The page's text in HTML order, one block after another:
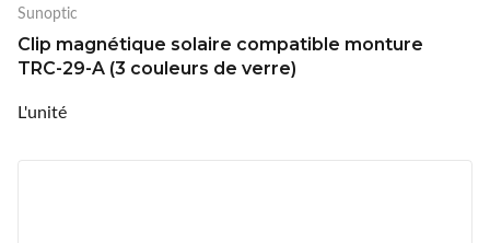
Sunoptic
Clip magnétique solaire compatible monture
TRC-29-A (3 couleurs de verre)
L'unité